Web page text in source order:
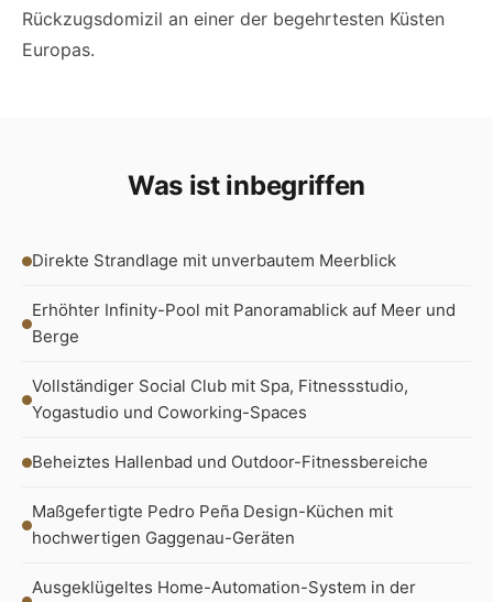
Rückzugsdomizil an einer der begehrtesten Küsten
Europas.
Was ist inbegriffen
Direkte Strandlage mit unverbautem Meerblick
Erhöhter Infinity-Pool mit Panoramablick auf Meer und
Berge
Vollständiger Social Club mit Spa, Fitnessstudio,
Yogastudio und Coworking-Spaces
Beheiztes Hallenbad und Outdoor-Fitnessbereiche
Maßgefertigte Pedro Peña Design-Küchen mit
hochwertigen Gaggenau-Geräten
Ausgeklügeltes Home-Automation-System in der